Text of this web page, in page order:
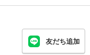
友だち追加